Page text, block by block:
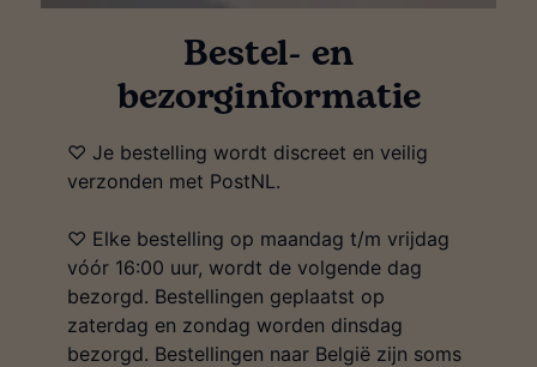
Bestel- en
bezorginformatie
♡ Je bestelling wordt discreet en veilig
verzonden met PostNL.
♡ Elke bestelling op maandag t/m vrijdag
vóór 16:00 uur, wordt de volgende dag
bezorgd. Bestellingen geplaatst op
zaterdag en zondag worden dinsdag
bezorgd. Bestellingen naar België zijn soms